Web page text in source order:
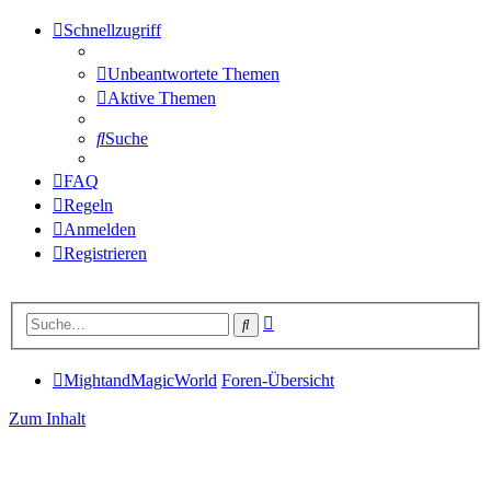
Schnellzugriff
Unbeantwortete Themen
Aktive Themen
Suche
FAQ
Regeln
Anmelden
Registrieren
Suche
MightandMagicWorld Foren-Übersicht
Zum Inhalt